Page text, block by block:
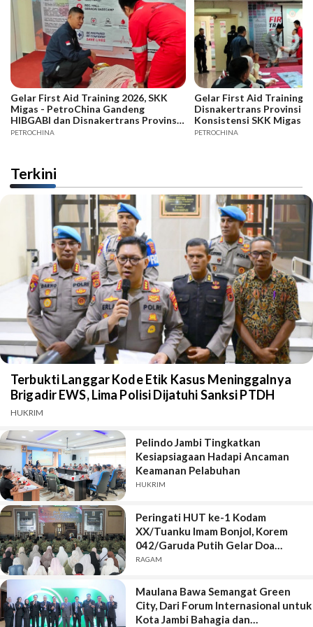
Gelar First Aid Training 2026, SKK
Migas - PetroChina Gandeng
HIBGABI dan Disnakertrans Provinsi
Jambi
PETROCHINA
Gelar First Aid Training
Disnakertrans Provinsi
Konsistensi SKK Migas -
PETROCHINA
Terkini
Terbukti Langgar Kode Etik Kasus Meninggalnya
Brigadir EWS, Lima Polisi Dijatuhi Sanksi PTDH
HUKRIM
Pelindo Jambi Tingkatkan
Kesiapsiagaan Hadapi Ancaman
Keamanan Pelabuhan
HUKRIM
Peringati HUT ke-1 Kodam
XX/Tuanku Imam Bonjol, Korem
042/Garuda Putih Gelar Doa
Bersama
RAGAM
Maulana Bawa Semangat Green
City, Dari Forum Internasional untuk
Kota Jambi Bahagia dan